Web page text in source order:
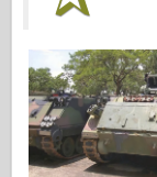
Heller
HobbyBoss
IBG-
Icm
Italeri